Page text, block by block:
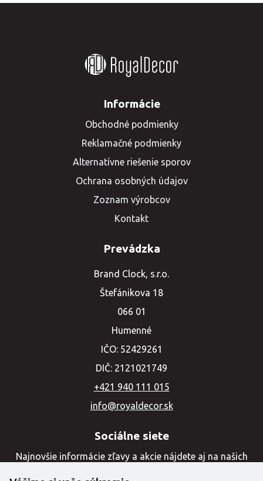
Informácie
Obchodné podmienky
Reklamačné podmienky
Alternatívne riešenie sporov
Ochrana osobných údajov
Zoznam výrobcov
Kontakt
Prevádzka
Brand Clock, s.r.o.
Štefánikova 18
066 01
Humenné
IČO: 52429261
DIČ: 2121021749
+421 940 111 015
info@royaldecor.sk
Sociálne siete
Najnovšie informácie zľavy a akcie nájdete aj na našich